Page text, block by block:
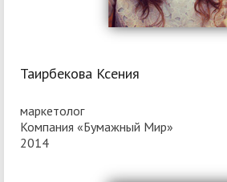
Таирбекова Ксения
маркетолог
Компания «Бумажный Мир»
2014